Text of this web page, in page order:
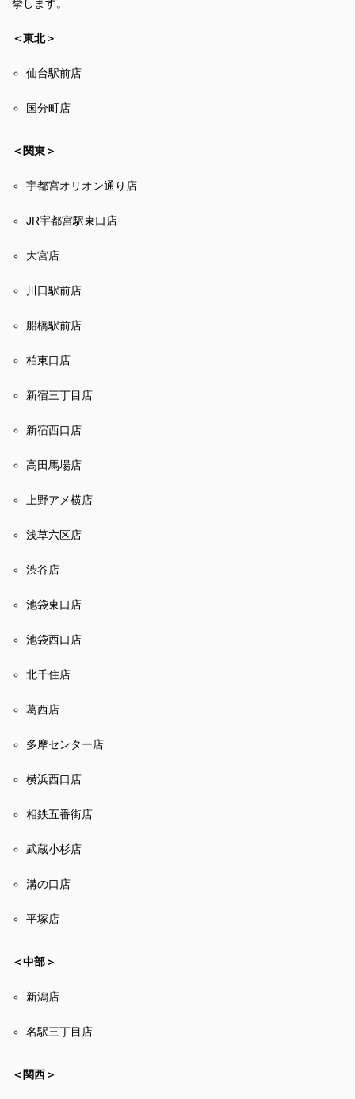
挙します。
＜東北＞
仙台駅前店
国分町店
＜関東＞
宇都宮オリオン通り店
JR宇都宮駅東口店
大宮店
川口駅前店
船橋駅前店
柏東口店
新宿三丁目店
新宿西口店
高田馬場店
上野アメ横店
浅草六区店
渋谷店
池袋東口店
池袋西口店
北千住店
葛西店
多摩センター店
横浜西口店
相鉄五番街店
武蔵小杉店
溝の口店
平塚店
＜中部＞
新潟店
名駅三丁目店
＜関西＞